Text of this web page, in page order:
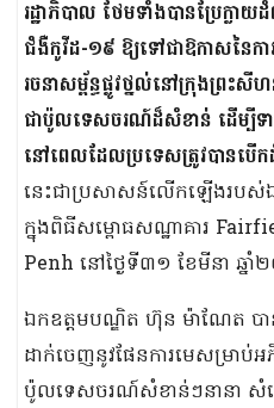
រដ្ឋាភិបាល ថែមទាំងបានប្រែក្លា
ជំងឺកូវីដ-១៩ ឱ្យទៅជាឱកាសនៃកា
រចនាសម្ព័ន្ធផ្លូវថ្នល់នៅក្រុងព្រះ
ជាប៉ូលទេសចរណ៍ដ៏សំខាន់ ដើម្បី
នៅពេលដែលប្រទេសត្រូវបានប
នេះជាប្រសាសន៍លើកឡើងរប
ក្នុងពិធីសម្ពោធសណ្ឋាគារ
Penh នៅថ្ងៃទី៣១ ខែមីនា ឆ្ន
ឯកឧត្តមបណ្ឌិត ហ៊ុន ម៉ាណែត បាន
ដាក់ចេញនូវផែនការមេសម្រា
ប៉ូលទេសចរណ៍សំខាន់ៗនានា សំ